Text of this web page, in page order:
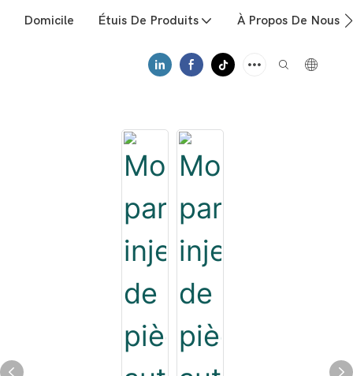
Domicile Étuis De Produits À Propos De Nous